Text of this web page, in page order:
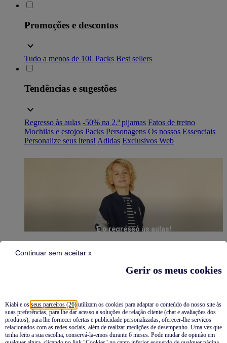
Gerir os meus cookies
Kiabi e os seus parceiros (26) utilizam os cookies para adaptar o conteúdo do nosso site às
suas preferências, para lhe dar acesso a soluções de relação cliente (chat e avaliações dos
produtos), para lhe fornecer ofertas e publicidade personalizadas, oferecer-lhe serviços
relacionados com as redes sociais, além de realizar medições de desempenho. Uma vez que
tenha feito a sua escolha, conservá-la-emos durante 6 meses. Pode mudar de opinião em
Continuar sem aceitar x
Promoções e descontos
Tudo a menos de 10€ Packs Best sellers
Tendências e sugestões
Regresso às aulas -50% na 2.ª pijamas Fatos de treino
Mochilas e estojos Packs Personagens Os nossos Essenciais
Personalize seus itens! Adidas Exclusivos Web
É o regresso às aulas!
Pijamas
Novidades